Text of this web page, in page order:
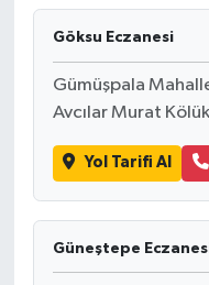
Göksu Eczanesi
Gümüşpala
Avcılar Murat
Yol Tarifi Al
Güneştepe